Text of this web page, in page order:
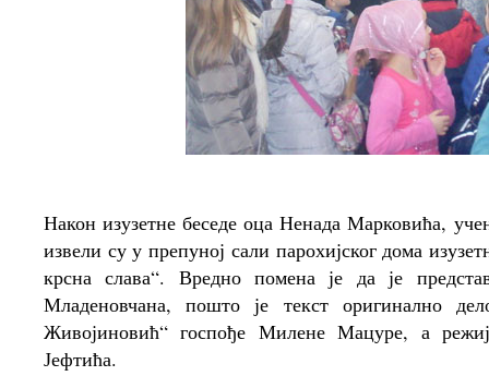
Након изузетне беседе оца Ненада Марковића,
извели су у препуној сали парохијског дома
крсна слава“. Вредно помена је да је
Младеновчана, пошто је текст оригинално
Живојиновић“ госпође Милене Мацуре, а
Јефтића.